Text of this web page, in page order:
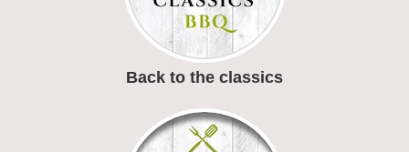
Back to the classics